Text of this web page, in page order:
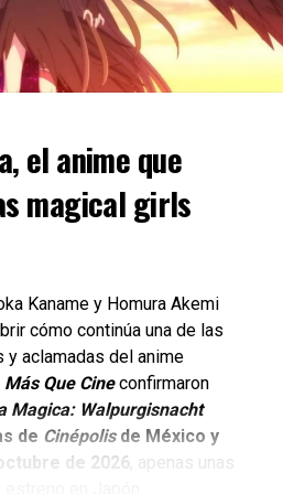
como Ryū Ishigori, Nana
Uro y Yukihiro Nozuyama
durante el Juego de
aporta aún más talento a
por sí impresionante.
Jujutsu Kaisen:
un especial de una hora el 8
dos primeros episodios antes
semanales regulares
el anime que
magical girls
Kaname y Homura Akemi
cómo continúa una de las
aclamadas del anime
Más Que Cineconfirmaron
Magica: Walpurgisnacht
de Cinépolisde México y
de 2026 , apenas unas